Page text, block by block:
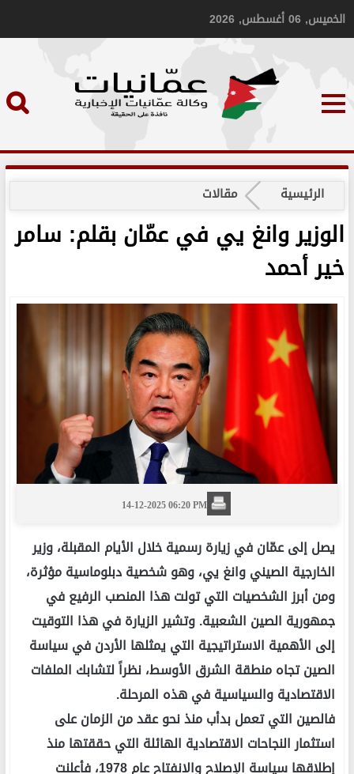
الخميس, 06 أغسطس, 2026
الرئيسية مقالات
الوزير وانغ يي في عمّان بقلم: سامر
خير أحمد
14-12-2025 06:20 PM
يصل إلى عمّان في زيارة رسمية خلال الأيام المقبلة، وزير
الخارجية الصيني وانغ يي، وهو شخصية دبلوماسية مؤثرة،
ومن أبرز الشخصيات التي تولت هذا المنصب الرفيع في
جمهورية الصين الشعبية. وتشير الزيارة في هذا التوقيت
إلى الأهمية الاستراتيجية التي يمثلها الأردن في سياسة
الصين تجاه منطقة الشرق الأوسط، نظراً لتشابك الملفات
الاقتصادية والسياسية في هذه المرحلة.
فالصين التي تعمل بدأب منذ نحو عقد من الزمان على
استثمار النجاحات الاقتصادية الهائلة التي حققتها منذ
إطلاقها سياسة الإصلاح والانفتاح عام 1978، فأعلنت